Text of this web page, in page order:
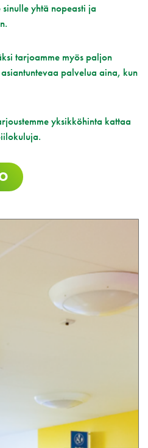
yhtä nopeasti ja
tarjoamme myös paljon
palvelua aina, kun
yksikköhinta kattaa